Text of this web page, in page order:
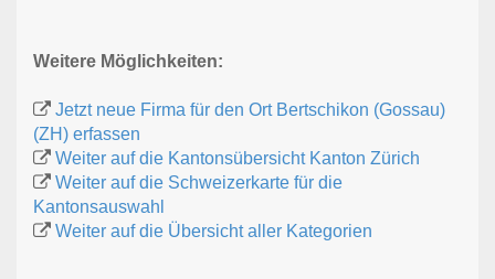
Weitere Möglichkeiten:
Jetzt neue Firma für den Ort Bertschikon (Gossau)
(ZH) erfassen
Weiter auf die Kantonsübersicht Kanton Zürich
Weiter auf die Schweizerkarte für die
Kantonsauswahl
Weiter auf die Übersicht aller Kategorien